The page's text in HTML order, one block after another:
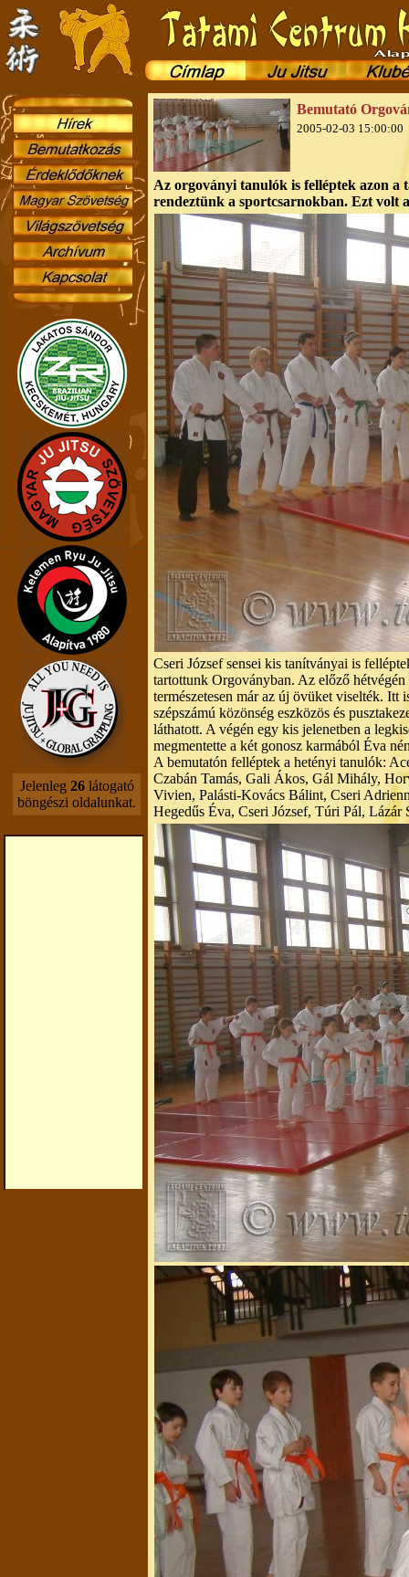
Jelenleg 26látogató
böngészi oldalunkat.
Bemutató
2005-02-03 15:00:00
Az orgoványi tanulók is felléptek azon a
rendeztünk a sportcsarnokban. Ezt volt
Cseri József sensei kis tanítványai is
tartottunk Orgoványban. Az előző
természetesen már az új övüket viselték. Itt
szépszámú közönség eszközös és
láthatott. A végén egy kis jelenetben a
megmentette a két gonosz karmából Éva
A bemutatón felléptek a hetényi tanulók:
Czabán Tamás, Gali Ákos, Gál Mihály,
Vivien, Palásti-Kovács Bálint, Cseri
Hegedűs Éva, Cseri József, Túri Pál, Lázár